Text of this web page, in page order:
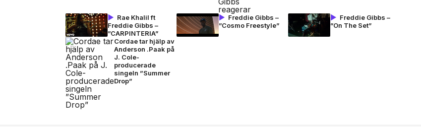
Rae Khalil ft
Freddie Gibbs –
”CARPINTERIA”
Freddie Gibbs –
”Cosmo Freestyle”
Freddie Gibbs –
”On The Set”
Cordae tar hjälp av
Anderson .Paak på
J. Cole-
producerade
singeln ”Summer
Drop”